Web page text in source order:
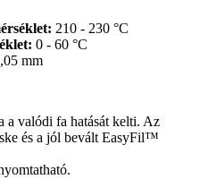
210 - 230 °C
0 - 60 °C
mm
a valódi fa hatását kelti. Az
és a jól bevált EasyFil™